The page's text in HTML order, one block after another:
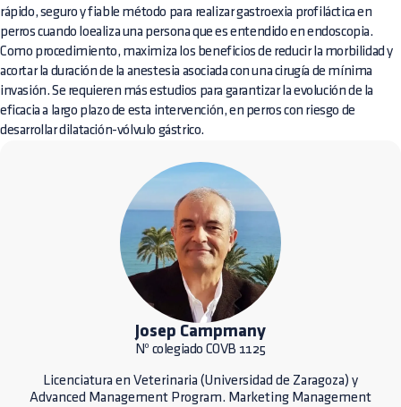
rápido, seguro y fiable método para realizar gastroexia profiláctica en
perros cuando loealiza una persona que es entendido en endoscopia.
Como procedimiento, maximiza los beneficios de reducir la morbilidad y
acortar la duración de la anestesia asociada con una cirugía de mínima
invasión. Se requieren más estudios para garantizar la evolución de la
eficacia a largo plazo de esta intervención, en perros con riesgo de
desarrollar dilatación-vólvulo gástrico.
Josep Campmany
Nº colegiado COVB 1125
Licenciatura en Veterinaria (Universidad de Zaragoza) y
Advanced Management Program. Marketing Management